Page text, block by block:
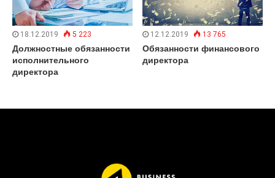
18.12.2019 5 223
Должностные обязанности
исполнительного
директора
12.12.2019 13 765
Обязанности финансового
директора